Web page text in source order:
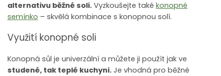
alternativu běžné soli. Vyzkoušejte také konopné
semínko – skvělá kombinace s konopnou solí.
Využití konopné soli
Konopná sůl je univerzální a můžete ji použít jak ve
studené, tak teplé kuchyni. Je vhodná pro běžné